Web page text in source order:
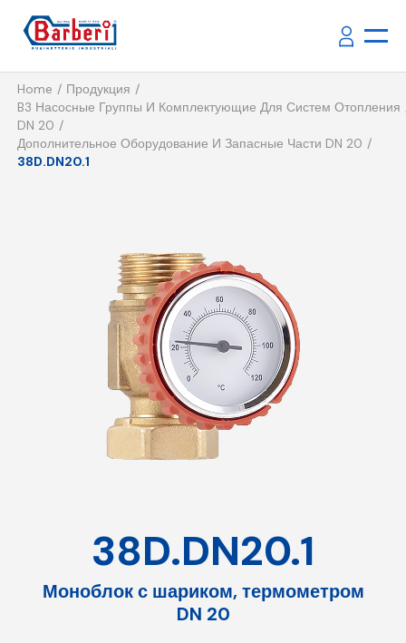
Home
Продукция
B3 Насосные Группы И Комплектующие Для Систем Отопления
DN 20
Дополнительное Оборудование И Запасные Части DN 20
38D.DN20.1
38D.DN20.1
Моноблок с шариком, термометром
DN 20